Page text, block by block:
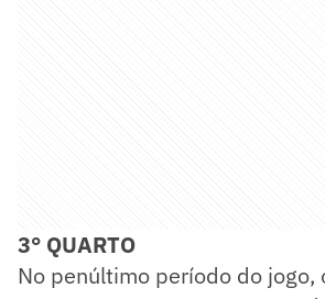
3° QUARTO
No penúltimo período do jogo,